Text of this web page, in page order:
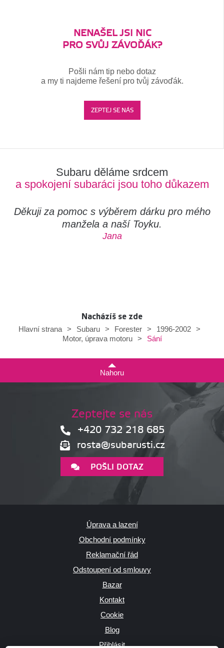
NENAŠEL JSI NIC
PRO SVŮJ ZÁVOĎÁK?
Pošli nám tip nebo dotaz
a my ti najdeme řešení pro tvůj závoďák.
ZEPTEJ SE NÁS
Subaru děláme srdcem
a spokojení subaráci jsou toho důkazem
Děkuji za pomoc s výběrem dárku pro mého
manžela a naší Toyku.
Jana
Nacházíš se zde
Hlavní strana > Subaru > Forester > 1996-2002 >
Motor, úprava motoru
> Sání
Nahoru
Zeptejte se nás
+420 732 218 685
rosta@subarusti.cz
POŠLI DOTAZ
Úprava a lazení
Obchodní podmínky
Reklamační řád
Odstoupení od smlouvy
Bazar
Kontakt
Cookie
Blog
Přihlásit